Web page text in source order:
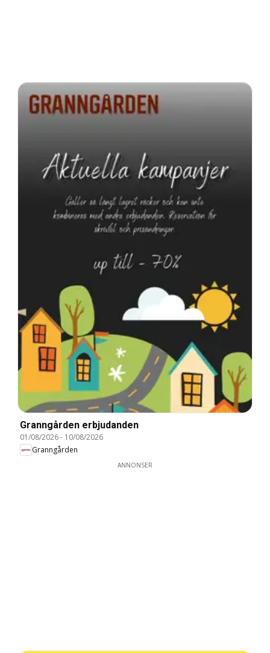
Granngården erbjudanden
01/08/2026- 10/08/2026
Granngården
ANNONSER